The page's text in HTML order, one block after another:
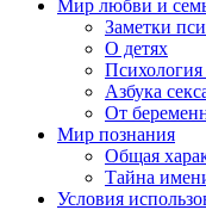
Мир любви и
Заметки
О детях
Азбука
От
Мир познания
Общая
Тайна
Условия